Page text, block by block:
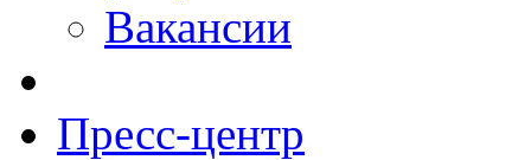
Вакансии
Пресс-центр